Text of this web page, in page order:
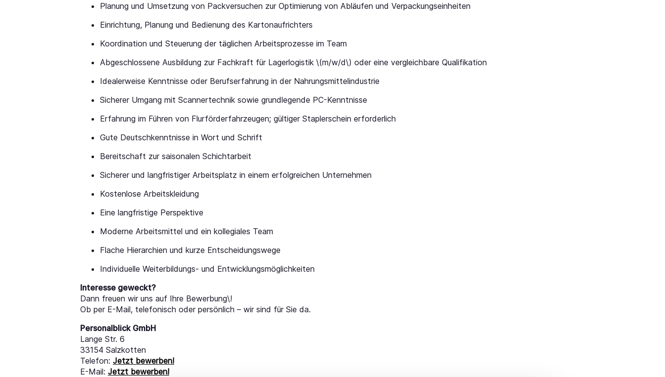
Planung und Umsetzung von Packversuchen zur Optimierung von Abläufen und Verpackungseinheiten
Einrichtung, Planung und Bedienung des Kartonaufrichters
Koordination und Steuerung der täglichen Arbeitsprozesse im Team
Abgeschlossene Ausbildung zur Fachkraft für Lagerlogistik \(m/w/d\) oder eine vergleichbare Qualifikation
Idealerweise Kenntnisse oder Berufserfahrung in der Nahrungsmittelindustrie
Sicherer Umgang mit Scannertechnik sowie grundlegende PC-Kenntnisse
Erfahrung im Führen von Flurförderfahrzeugen; gültiger Staplerschein erforderlich
Gute Deutschkenntnisse in Wort und Schrift
Bereitschaft zur saisonalen Schichtarbeit
Sicherer und langfristiger Arbeitsplatz in einem erfolgreichen Unternehmen
Kostenlose Arbeitskleidung
Eine langfristige Perspektive
Moderne Arbeitsmittel und ein kollegiales Team
Flache Hierarchien und kurze Entscheidungswege
Individuelle Weiterbildungs- und Entwicklungsmöglichkeiten
Interesse geweckt?
Dann freuen wir uns auf Ihre Bewerbung\!
Ob per E-Mail, telefonisch oder persönlich – wir sind für Sie da.
Personalblick GmbH
Lange Str. 6
33154 Salzkotten
Telefon: Jetzt bewerben!
E-Mail: Jetzt bewerben!